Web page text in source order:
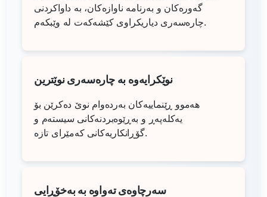
گەورەکان و بەرنامە ناوازەکان، بە داواکردنی
چارەسەری دیاریکراوی کێشەکەت لە وێبکەم.
نوێکرایەوە بە چارەسەری نوێترین
هەموو ڕێنماییەکان بەردەوام نوێ دەکرێن بۆ
یەکلەپەڕ و بەڕێوەبردنەکانی سیستەم و
گۆڕانکاریەکانی کەمێرای تازە.
سەرچاوەی تەواوە بە بەخۆڕایی